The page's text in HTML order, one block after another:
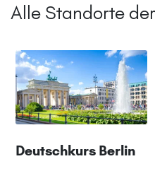
Alle Standorte
Deutschkurs Berlin